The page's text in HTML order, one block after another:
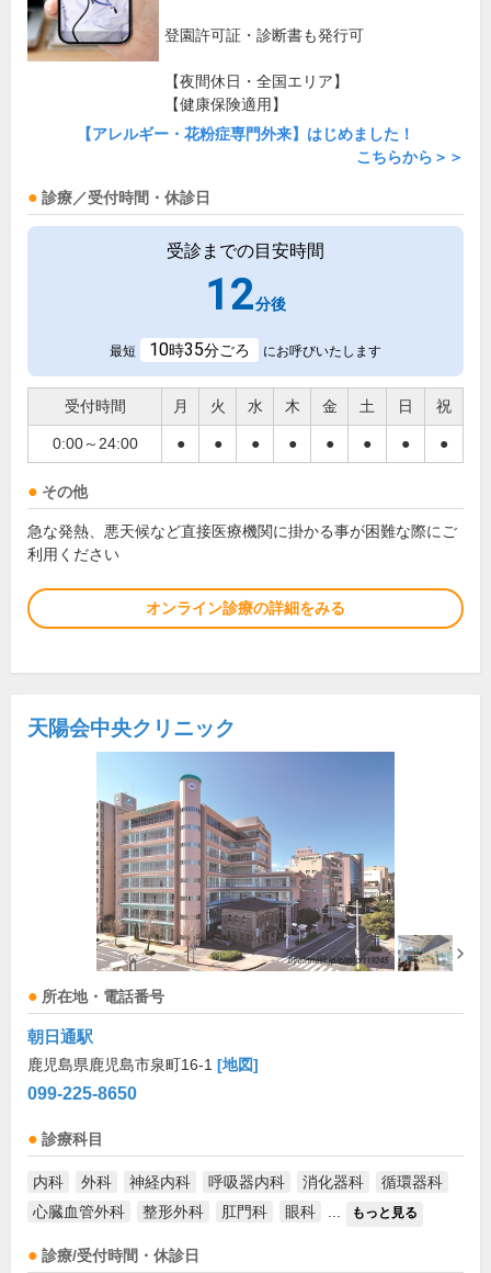
登園許可証・診断書も発行可
【夜間休日・全国エリア】
【健康保険適用】
【アレルギー・花粉症専門外来】はじめました！
こちらから＞＞
診療／受付時間・休診日
受診までの目安時間
12分後
最短 10時35分ごろ にお呼びいたします
受付時間 月 火 水 木 金 土 日 祝
0:00～24:00 ● ● ● ● ● ● ● ●
その他
急な発熱、悪天候など直接医療機関に掛かる事が困難な際にご
利用ください
オンライン診療の詳細をみる
天陽会中央クリニック
所在地・電話番号
朝日通駅
鹿児島県鹿児島市泉町16-1 [地図]
099-225-8650
診療科目
内科 外科 神経内科 呼吸器内科 消化器科
循環器科
心臓血管外科
整形外科 肛門科 眼科 もっと見る
診療/受付時間・休診日